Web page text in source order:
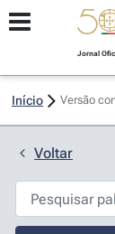
Jornal
Início Versão
Voltar